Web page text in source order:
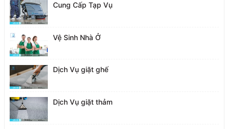
Cung Cấp Tạp Vụ
Vệ Sinh Nhà Ở
Dịch Vụ giặt ghế
Dịch Vụ giặt thảm